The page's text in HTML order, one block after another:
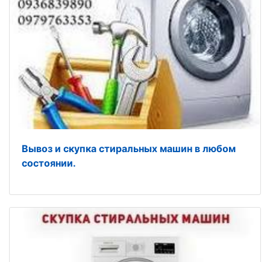
Вывоз и скупка стиральных машин в любом
состоянии.